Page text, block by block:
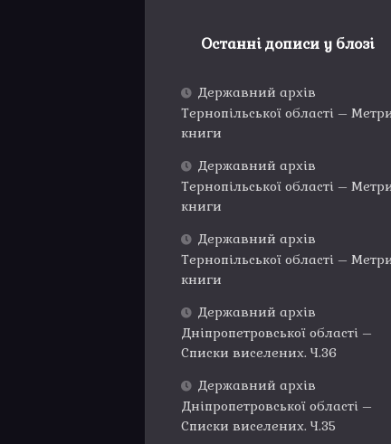
Останні дописи у блозі
Державний архів
Тернопільської області –
книги
Державний архів
Тернопільської області –
книги
Державний архів
Тернопільської області –
книги
Державний архів
Дніпропетровської області –
Списки виселених. Ч.36
Державний архів
Дніпропетровської області –
Списки виселених. Ч.35